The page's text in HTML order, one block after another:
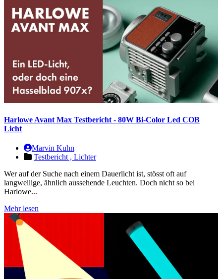
Harlowe Avant Max Testbericht - 80W Bi-Color Led COB
Licht
Marvin Kuhn
Testbericht , Lichter
Wer auf der Suche nach einem Dauerlicht ist, stösst oft auf
langweilige, ähnlich aussehende Leuchten. Doch nicht so bei
Harlowe...
Mehr lesen